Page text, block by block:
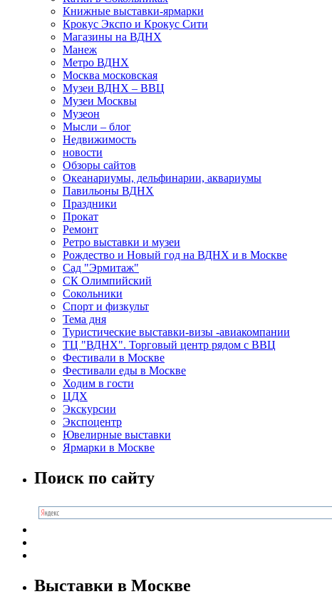
Книжные выставки-ярмарки
Крокус Экспо и Крокус Сити
Магазины на ВДНХ
Манеж
Метро ВДНХ
Москва московская
Музеи ВДНХ – ВВЦ
Музеи Москвы
Музеон
Мысли – блог
Недвижимость
новости
Обзоры сайтов
Океанариумы, дельфинарии, аквариумы
Павильоны ВДНХ
Праздники
Прокат
Ремонт
Ретро выставки и музеи
Рождество и Новый год на ВДНХ и в Москве
Сад "Эрмитаж"
СК Олимпийский
Сокольники
Спорт и физкульт
Тема дня
Туристические выставки-визы -авиакомпании
ТЦ "ВДНХ". Торговый центр рядом с ВВЦ
Фестивали в Москве
Фестивали еды в Москве
Ходим в гости
ЦДХ
Экскурсии
Экспоцентр
Ювелирные выставки
Ярмарки в Москве
Поиск по сайту
Выставки в Москве